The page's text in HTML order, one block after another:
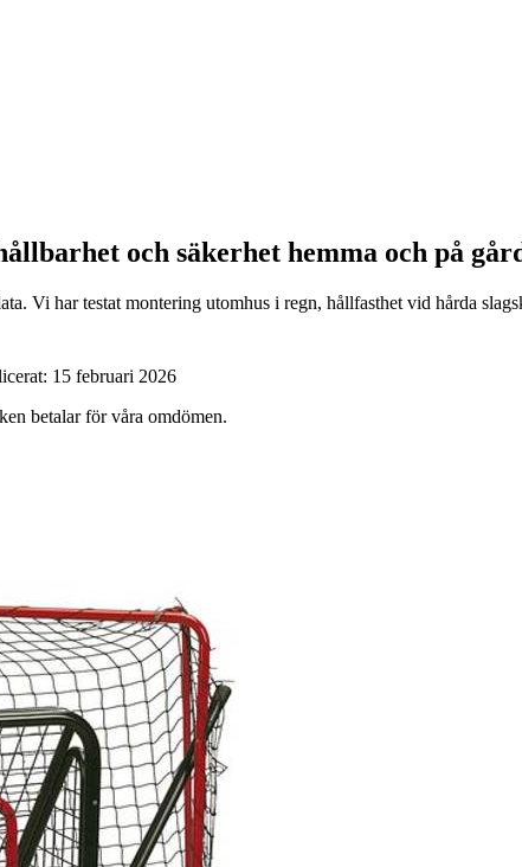
och säkerhet hemma och på
Vi har testat montering utomhus i regn, hållfasthet vid hårda
15 februari 2026
betalar för våra omdömen.